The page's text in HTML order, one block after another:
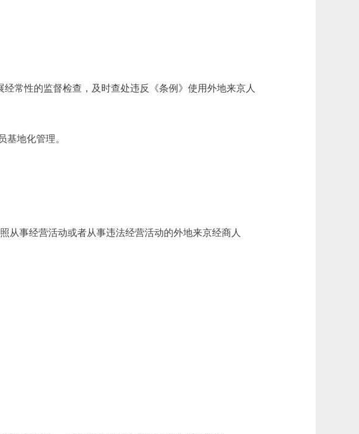
性的监督检查，及时查处违反《条例》使用外地来京人
地化管理。
事经营活动或者从事违法经营活动的外地来京经商人